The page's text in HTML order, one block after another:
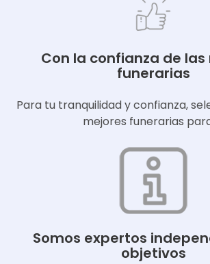
Con la confianza de las
funerarias
Para tu tranquilidad y confianza,
mejores funerarias
Somos expertos
objetivos